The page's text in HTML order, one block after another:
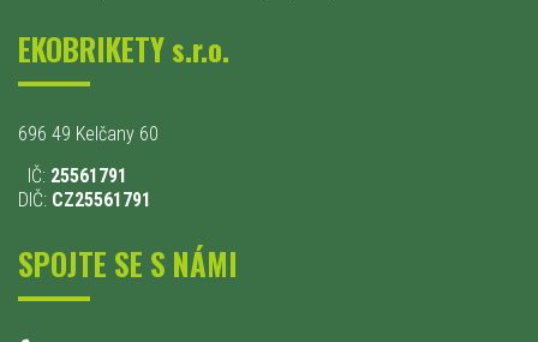
EKOBRIKETY s.r.o.
696 49 Kelčany 60
IČ: 25561791
DIČ: CZ25561791
SPOJTE SE S NÁMI